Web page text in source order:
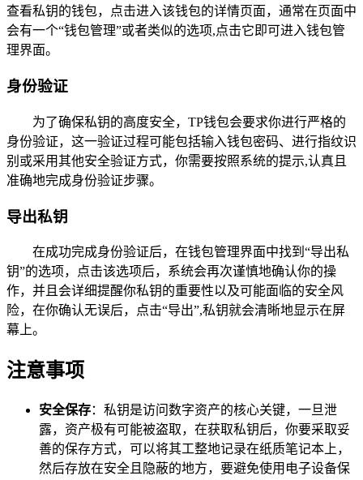
查看私钥的钱包，点击进入该钱包的详情页面，通常在页面中
会有一个“钱包管理”或者类似的选项,点击它即可进入钱包管
理界面。
身份验证
为了确保私钥的高度安全，TP钱包会要求你进行严格的
身份验证，这一验证过程可能包括输入钱包密码、进行指纹识
别或采用其他安全验证方式，你需要按照系统的提示,认真且
准确地完成身份验证步骤。
导出私钥
在成功完成身份验证后，在钱包管理界面中找到“导出私
钥”的选项，点击该选项后，系统会再次谨慎地确认你的操
作，并且会详细提醒你私钥的重要性以及可能面临的安全风
险，在你确认无误后，点击“导出”,私钥就会清晰地显示在屏
幕上。
注意事项
安全保存：私钥是访问数字资产的核心关键，一旦泄
露，资产极有可能被盗取，在获取私钥后，你要采取妥
善的保存方式，可以将其工整地记录在纸质笔记本上，
然后存放在安全且隐蔽的地方，要避免使用电子设备保